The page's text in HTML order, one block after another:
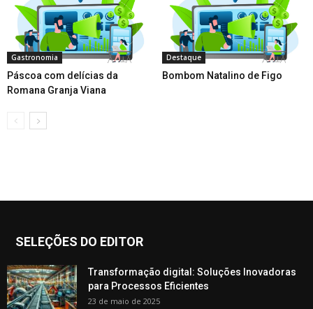
Gastronomia
Páscoa com delícias da
Romana Granja Viana
Destaque
Bombom Natalino de Figo
SELEÇÕES DO EDITOR
Transformação digital: Soluções Inovadoras
para Processos Eficientes
23 de maio de 2025